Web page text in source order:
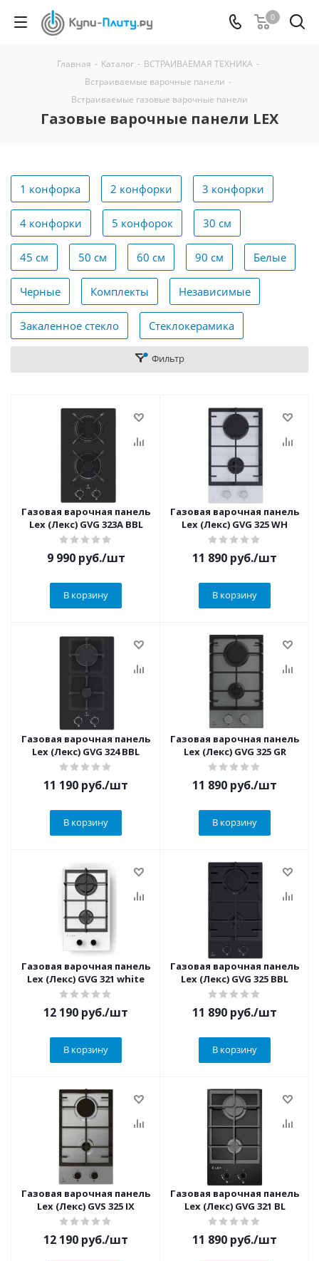
0
Главная - Каталог - ВСТРАИВАЕМАЯ ТЕХНИКА -
Встраиваемые варочные панели -
Встраиваемые газовые варочные панели
Газовые варочные панели LEX
1 конфорка 2 конфорки 3 конфорки
4 конфорки 5 конфорок 30 см
45 см 50 см 60 см 90 см Белые
Черные Комплекты Независимые
Закаленное стекло Стеклокерамика
Фильтр
Газовая варочная панель
Lex (Лекс) GVG 323A BBL
9 990руб./шт
В корзину
Газовая варочная панель
Lex (Лекс) GVG 325 WH
11 890 руб./шт
В корзину
Газовая варочная панель
Lex (Лекс) GVG 324 BBL
11 190 руб./шт
В корзину
Газовая варочная панель
Lex (Лекс) GVG 325 GR
11 890 руб./шт
В корзину
Газовая варочная панель
Lex (Лекс) GVG 321 white
12 190 руб./шт
В корзину
Газовая варочная панель
Lex (Лекс) GVG 325 BBL
11 890 руб./шт
В корзину
Газовая варочная панель
Lex (Лекс) GVS 325 IX
12 190 руб./шт
Газовая варочная панель
Lex (Лекс) GVG 321 BL
11 890 руб./шт